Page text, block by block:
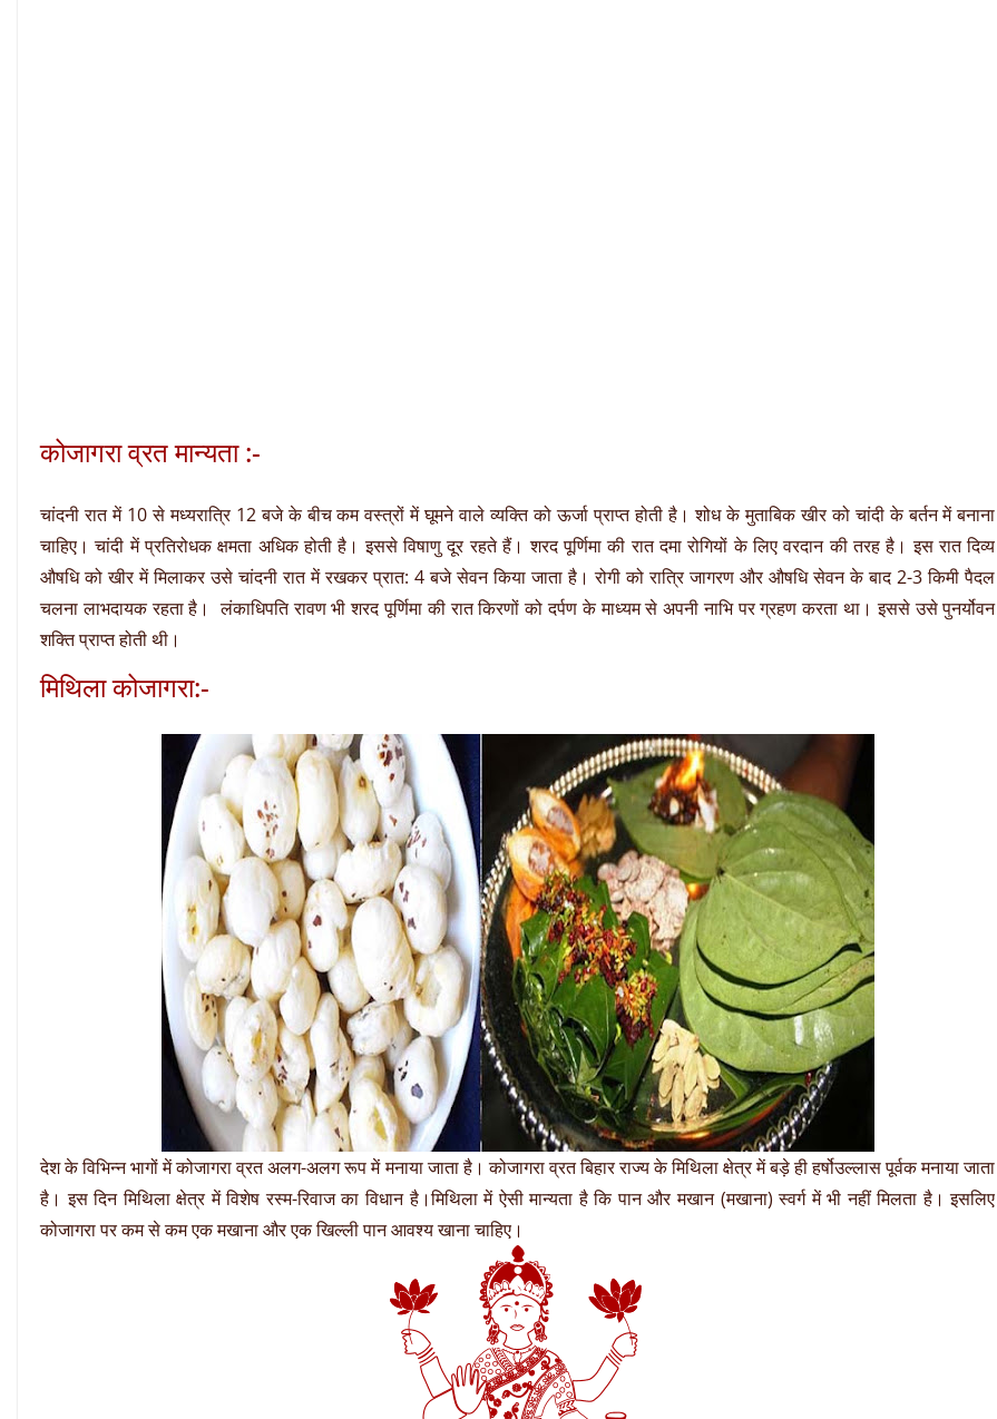
कोजागरा व्रत मान्यता :-
चांदनी रात में 10 से मध्यरात्रि 12 बजे के बीच कम वस्त्रों में घूमने वाले व्यक्ति को ऊर्जा प्राप्त होती है। शोध के मुताबिक खीर को चांदी के बर्तन में बनाना
चाहिए। चांदी में प्रतिरोधक क्षमता अधिक होती है। इससे विषाणु दूर रहते हैं। शरद पूर्णिमा की रात दमा रोगियों के लिए वरदान की तरह है। इस रात दिव्य
औषधि को खीर में मिलाकर उसे चांदनी रात में रखकर प्रात: 4 बजे सेवन किया जाता है। रोगी को रात्रि जागरण और औ‍षधि सेवन के बाद 2-3 किमी पैदल
चलना लाभदायक रहता है। लंकाधिपति रावण भी शरद पूर्णिमा की रात किरणों को दर्पण के माध्यम से अपनी नाभि पर ग्रहण करता था। इससे उसे पुनर्योवन
शक्ति प्राप्त होती थी।
मिथिला कोजागरा:-
देश के विभिन्न भागों में कोजागरा व्रत अलग-अलग रूप में मनाया जाता है। कोजागरा व्रत बिहार राज्य के मिथिला क्षेत्र में बड़े ही हर्षोउल्लास पूर्वक मनाया जाता
है। इस दिन मिथिला क्षेत्र में विशेष रस्म-रिवाज का विधान है।मिथिला में ऐसी मान्यता है कि पान और मखान (मखाना) स्वर्ग में भी नहीं मिलता है। इसलिए
कोजागरा पर कम से कम एक मखाना और एक खिल्ली पान आवश्य खाना चाहिए।